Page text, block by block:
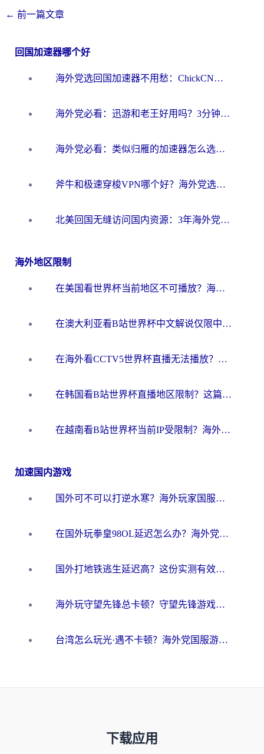
← 前一篇文章
回国加速器哪个好
海外党选回国加速器不用愁：ChickCN和洞见哪个好？一篇搞定所有疑问
海外党必看：迅游和老王好用吗？3分钟选对加速国内网络的加速器
海外党必看：类似归雁的加速器怎么选？一篇搞定无缝访问国内资源
斧牛和极速穿梭VPN哪个好？海外党选回国加速器必看的真实对比与避坑指南
北美回国无缝访问国内资源：3年海外党亲测的加速器选择指南
海外地区限制
在美国看世界杯当前地区不可播放？海外党体育观赛终极指南来了！
在澳大利亚看B站世界杯中文解说仅限中国大陆？这篇指南帮你打破限制看遍赛事
在海外看CCTV5世界杯直播无法播放？这篇指南让你和国内球迷同步呐喊
在韩国看B站世界杯直播地区限制？这篇指南让你告别“当前地区不可播放”
在越南看B站世界杯当前IP受限制？海外党体育观赛终极指南来了
加速国内游戏
国外可不可以打逆水寒？海外玩家国服畅玩终极指南（附漫威荒野乱斗加速方案）
在国外玩拳皇98OL延迟怎么办？海外党亲测有效的低延迟指南
国外打地铁逃生延迟高？这份实测有效的低延迟指南帮你吃鸡
海外玩守望先锋总卡顿？守望先锋游戏加速器在哪里买&避坑指南（附欧洲非洲游戏实测）
台湾怎么玩光·遇不卡顿？海外党国服游戏加速终极攻略（附实测体验）
下载应用